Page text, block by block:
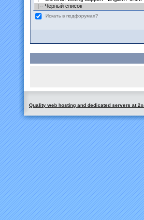
Искать в подфорумах?
Quality web hosting and dedicated servers at